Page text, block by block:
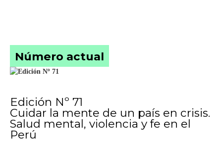
Número actual
Edición Nº 71
Cuidar la mente de un país en crisis.
Salud mental, violencia y fe en el
Perú